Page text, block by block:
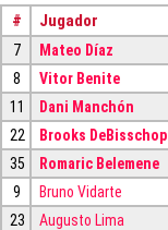
# Jugador
7 Mateo Díaz
8
Vitor Benite
11
Dani Manchón
22
Brooks DeBisschop
35
Romaric Belemene
9
Bruno Vidarte
23
Augusto Lima